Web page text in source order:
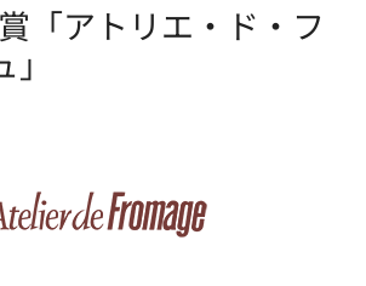
「アトリエ・ド・フ